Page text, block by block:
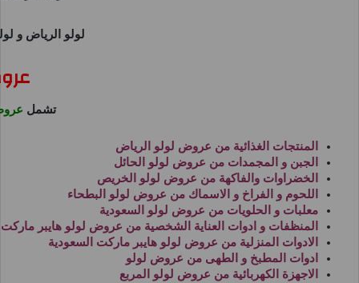
لولو الرياض و
تشمل
المنتجات الغذائية من عروض لولو الرياض
الجبن و المجمدات من عروض لولو الحائل
الخضراوات والفاكهة من عروض لولو الخريص
اللحوم و الفراخ و الاسماك من عروض لولو البطحاء
معلبات و الحلويات من عروض لولو السعودية
المنظفات و ادوات العناية الشخصية من عروض لولو هايبر ماركت
الادوات المنزلية من عروض لولو هايبر ماركت السعودية
ادوات المطبخ و الطهى من عروض لولو
الاجهزة الكهربائية من عروض لولو المربع